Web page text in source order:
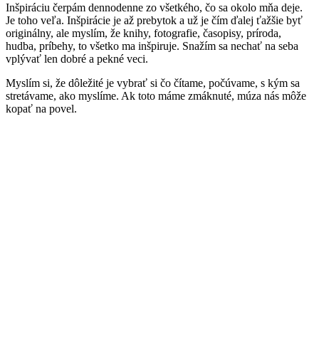
Inšpiráciu čerpám dennodenne zo všetkého, čo sa okolo mňa deje.
Je toho veľa. Inšpirácie je až prebytok a už je čím ďalej ťažšie byť
originálny, ale myslím, že knihy, fotografie, časopisy, príroda,
hudba, príbehy, to všetko ma inšpiruje. Snažím sa nechať na seba
vplývať len dobré a pekné veci.
Myslím si, že dôležité je vybrať si čo čítame, počúvame, s kým sa
stretávame, ako myslíme. Ak toto máme zmáknuté, múza nás môže
kopať na povel.